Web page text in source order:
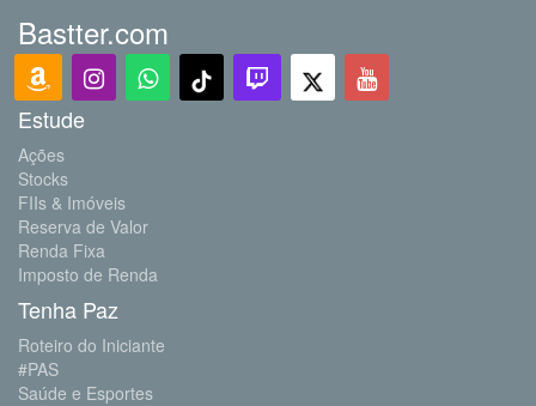
Bastter.com
Estude
Ações
Stocks
FIIs & Imóveis
Reserva de Valor
Renda Fixa
Imposto de Renda
Tenha Paz
Roteiro do Iniciante
#PAS
Saúde e Esportes